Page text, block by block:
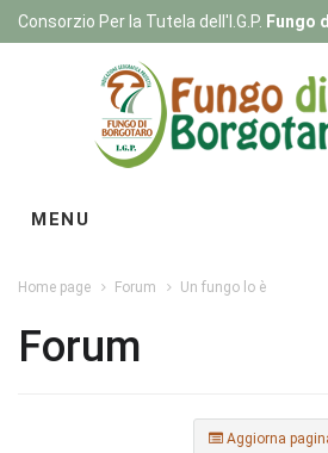
Consorzio Per la Tutela dell'I.G.P. Fungo
MENU
Home page Forum Un fungo lo è
Forum
Aggiorna